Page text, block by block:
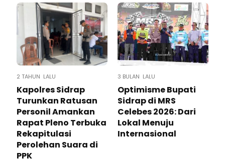
2 TAHUN LALU
Kapolres Sidrap
Turunkan Ratusan
Personil Amankan
Rapat Pleno Terbuka
Rekapitulasi
Perolehan Suara di
PPK
3 BULAN LALU
Optimisme Bupati
Sidrap di MRS
Celebes 2026: Dari
Lokal Menuju
Internasional